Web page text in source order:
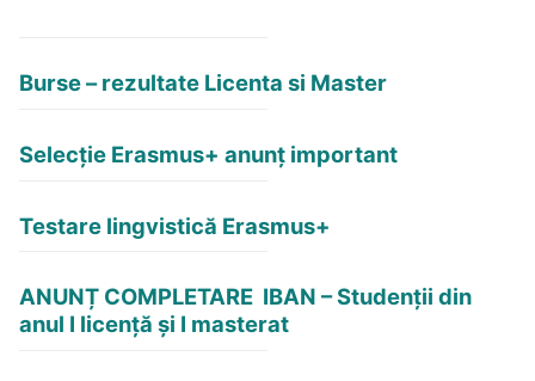
Burse – rezultate Licenta si Master
Selecție Erasmus+ anunț important
Testare lingvistică Erasmus+
ANUNȚ COMPLETARE IBAN – Studenții din
anul I licență și I masterat